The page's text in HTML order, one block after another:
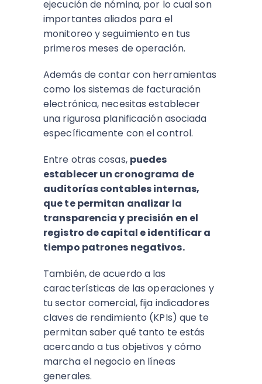
ejecución de nómina, por lo cual son
importantes aliados para el
monitoreo y seguimiento en tus
primeros meses de operación.
Además de contar con herramientas
como los sistemas de facturación
electrónica, necesitas establecer
una rigurosa planificación asociada
específicamente con el control.
Entre otras cosas, puedes
establecer un cronograma de
auditorías contables internas,
que te permitan analizar la
transparencia y precisión en el
registro de capital e identificar a
tiempo patrones negativos.
También, de acuerdo a las
características de las operaciones y
tu sector comercial, fija indicadores
claves de rendimiento (KPIs) que te
permitan saber qué tanto te estás
acercando a tus objetivos y cómo
marcha el negocio en líneas
generales.